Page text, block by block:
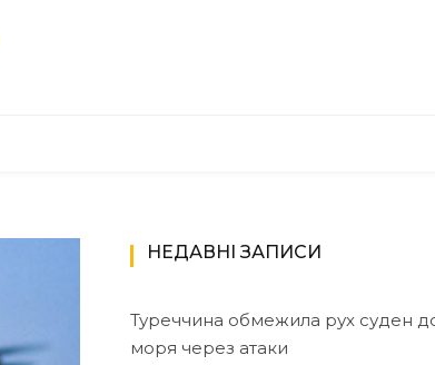
НЕДАВНІ ЗАПИСИ
Туреччина обмежила рух суден
моря через атаки